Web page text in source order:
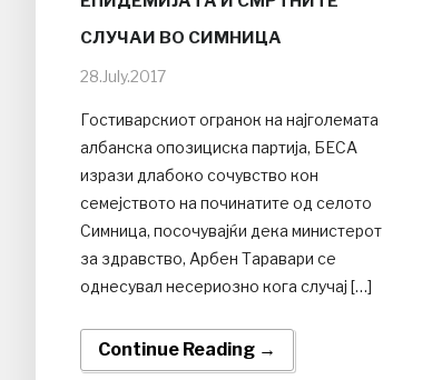
СЛУЧАИ ВО СИМНИЦА
28.July.2017
Гостиварскиот огранок на најголемата
албанска опозициска партија, БЕСА
изрази длабоко сочувство кон
семејството на починатите од селото
Симница, посочувајќи дека министерот
за здравство, Арбен Таравари се
однесувал несериозно кога случај […]
Continue Reading →